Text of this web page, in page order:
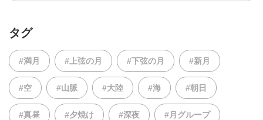
タグ
#満月 #上弦の月 #下弦の月 #新月
#空 #山脈 #大陸 #海 #朝日
#真昼 #夕焼け #深夜 #月グループ